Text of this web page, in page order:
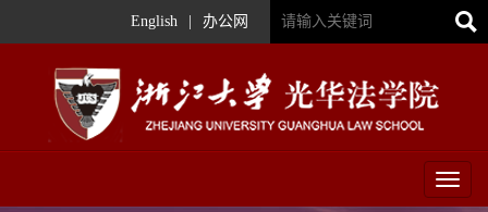
English 办公网
Toggle